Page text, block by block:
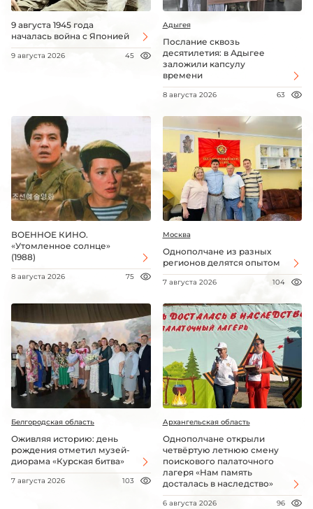
9 августа 1945 года
началась война с Японией
9 августа 2026 45
Адыгея
Послание сквозь
десятилетия: в Адыгее
заложили капсулу
времени
8 августа 2026 63
ВОЕННОЕ КИНО.
«Утомленное солнце»
(1988)
8 августа 2026 75
Москва
Однополчане из разных
регионов делятся опытом
7 августа 2026 104
Белгородская область
Оживляя историю: день
рождения отметил музей-
диорама «Курская битва»
7 августа 2026 103
Архангельская область
Однополчане открыли
четвёртую летнюю смену
поискового палаточного
лагеря «Нам память
досталась в наследство»
6 августа 2026 96